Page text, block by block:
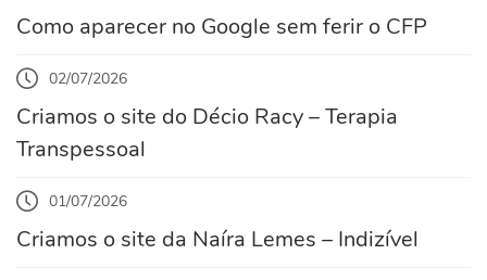
Como aparecer no Google sem ferir o CFP
02/07/2026
Criamos o site do Décio Racy – Terapia
Transpessoal
01/07/2026
Criamos o site da Naíra Lemes – Indizível